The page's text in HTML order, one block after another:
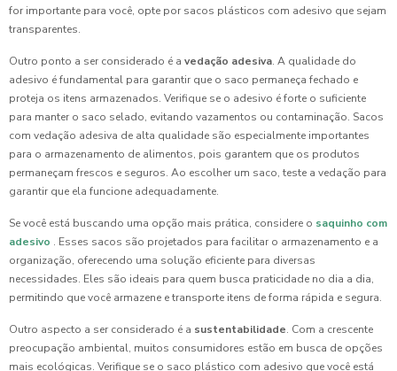
for importante para você, opte por sacos plásticos com adesivo que sejam
transparentes.
Outro ponto a ser considerado é a vedação adesiva. A qualidade do
adesivo é fundamental para garantir que o saco permaneça fechado e
proteja os itens armazenados. Verifique se o adesivo é forte o suficiente
para manter o saco selado, evitando vazamentos ou contaminação. Sacos
com vedação adesiva de alta qualidade são especialmente importantes
para o armazenamento de alimentos, pois garantem que os produtos
permaneçam frescos e seguros. Ao escolher um saco, teste a vedação para
garantir que ela funcione adequadamente.
Se você está buscando uma opção mais prática, considere o saquinho com
adesivo . Esses sacos são projetados para facilitar o armazenamento e a
organização, oferecendo uma solução eficiente para diversas
necessidades. Eles são ideais para quem busca praticidade no dia a dia,
permitindo que você armazene e transporte itens de forma rápida e segura.
Outro aspecto a ser considerado é a sustentabilidade. Com a crescente
preocupação ambiental, muitos consumidores estão em busca de opções
mais ecológicas. Verifique se o saco plástico com adesivo que você está